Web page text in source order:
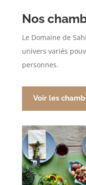
Nos
Le Domaine de
univers variés
personnes.
Voir les